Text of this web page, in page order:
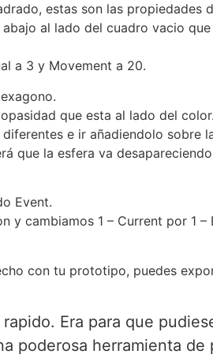
estas son las propiedades
al lado del cuadro vacio
a 3 y Movement a 20.
que esta al lado del
e ir añadiendolo sobre
que la esfera va
Event.
y cambiamos 1 – Current por 1
con tu prototipo, puedes
Era para que
poderosa herramienta de